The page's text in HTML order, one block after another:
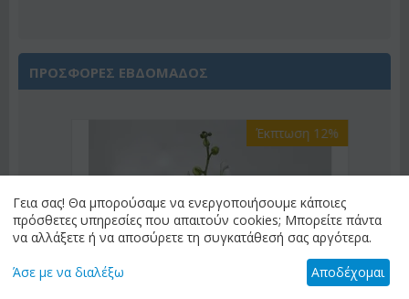
ΠΡΟΣΦΟΡΕΣ ΕΒΔΟΜΑΔΟΣ
Έκπτωση 12%
Γεια σας! Θα μπορούσαμε να ενεργοποιήσουμε κάποιες
πρόσθετες υπηρεσίες που απαιτούν cookies; Μπορείτε πάντα
να αλλάξετε ή να αποσύρετε τη συγκατάθεσή σας αργότερα.
Άσε με να διαλέξω Αποδέχομαι